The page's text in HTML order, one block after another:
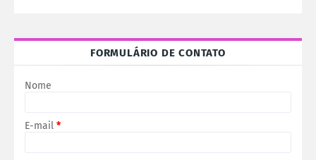
FORMULÁRIO DE CONTATO
Nome
E-mail *